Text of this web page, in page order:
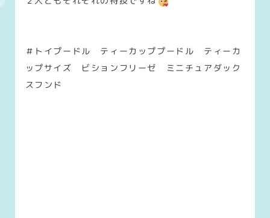
＃トイプードル ティーカッププードル ティーカ
ップサイズ ビションフリーゼ ミニチュアダック
スフンド